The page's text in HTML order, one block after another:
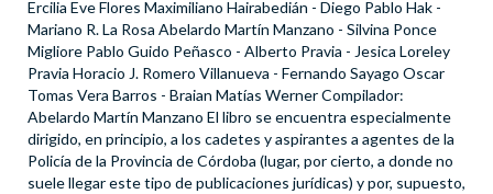
Ercilia Eve Flores Maximiliano Hairabedián - Diego Pablo Hak -
Mariano R. La Rosa Abelardo Martín Manzano - Silvina Ponce
Migliore Pablo Guido Peñasco - Alberto Pravia - Jesica Loreley
Pravia Horacio J. Romero Villanueva - Fernando Sayago Oscar
Tomas Vera Barros - Braian Matías Werner Compilador:
Abelardo Martín Manzano El libro se encuentra especialmente
dirigido, en principio, a los cadetes y aspirantes a agentes de la
Policía de la Provincia de Córdoba (lugar, por cierto, a donde no
suele llegar este tipo de publicaciones jurídicas) y por, supuesto,